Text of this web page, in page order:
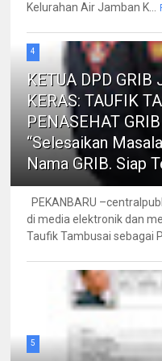
Kelurahan Air Jamban K...
4
KETUA DPD GRIB
KERAS: TAUFIK
PENASEHAT
“Selesaikan
Nama GRIB. Siap
PEKANBARU
di media elektronik dan
Taufik Tambusai sebagai
5